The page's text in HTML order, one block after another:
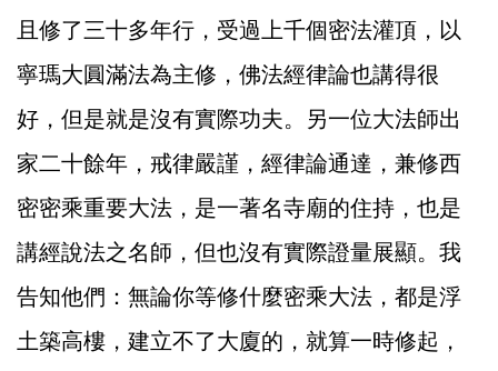
且修了三十多年行，受過上千個密法灌頂，以
寧瑪大圓滿法為主修，佛法經律論也講得很
好，但是就是沒有實際功夫。另一位大法師出
家二十餘年，戒律嚴謹，經律論通達，兼修西
密密乘重要大法，是一著名寺廟的住持，也是
講經說法之名師，但也沒有實際證量展顯。我
告知他們：無論你等修什麼密乘大法，都是浮
土築高樓，建立不了大廈的，就算一時修起，